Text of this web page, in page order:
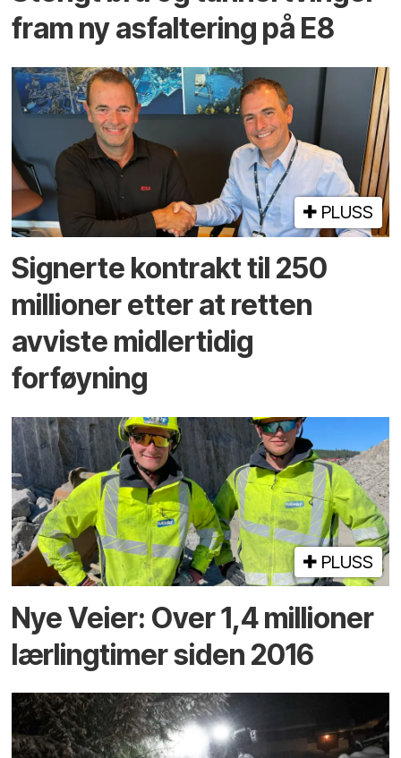
fram ny asfaltering på E8
PLUSS
Signerte kontrakt til 250
millioner etter at retten
avviste midlertidig
forføyning
PLUSS
Nye Veier: Over 1,4 millioner
lærlingtimer siden 2016